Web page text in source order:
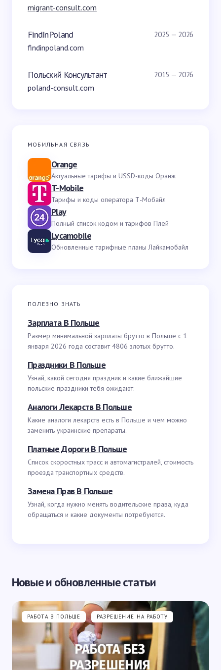
migrant-consult.com
FindInPoland 2025 — 2026
findinpoland.com
Польский Консультант 2015 — 2026
poland-consult.com
МОБИЛЬНАЯ СВЯЗЬ
Orange
Актуальные тарифы и USSD-коды Оранж
T-Mobile
Тарифы и коды оператора Т-Мобайл
Play
Полный список кодом и тарифов Плей
Lycamobile
Обновленные тарифные планы Лайкамобайл
ПОЛЕЗНО ЗНАТЬ
Зарплата В Польше
Размер минимальной зарплаты брутто в Польше с 1
января 2026 года составит 4806 злотых брутто.
Праздники В Польше
Узнай, какой сегодня праздник и какие ближайшие
польские праздники тебя ожидают.
Аналоги Лекарств В Польше
Какие аналоги лекарств есть в Польше и чем можно
заменить украинские препараты.
Платные Дороги В Польше
Список скоростных трасс и автомагистралей, стоимость
проезда транспортных средств.
Замена Прав В Польше
Узнай, когда нужно менять водительские права, куда
обращаться и какие документы потребуются.
Новые и обновленные статьи
РАБОТА В ПОЛЬШЕ РАЗРЕШЕНИЕ НА РАБОТУ